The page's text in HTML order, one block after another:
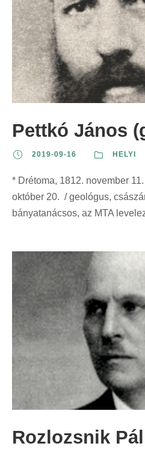
Pettkó János
2019-09-16 HELYI
* Drétoma, 1812. november
október 20. / geológus,
bányatanácsos, az MTA
Rozlozsnik